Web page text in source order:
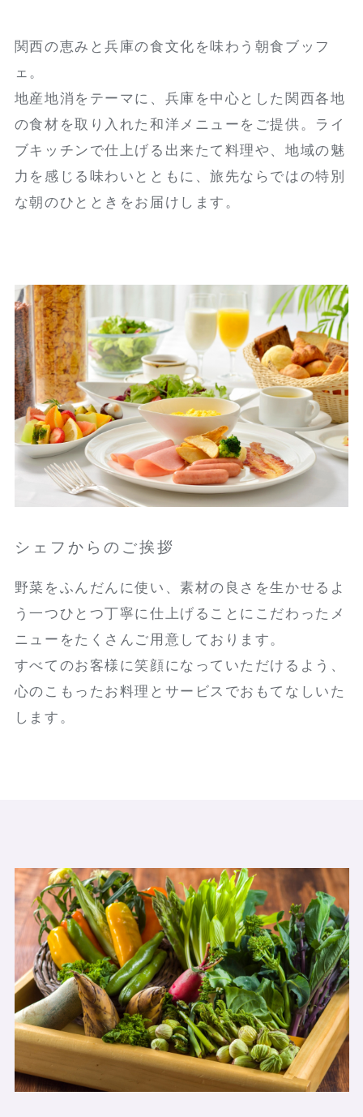
関西の恵みと兵庫の食文化を味わう朝食ブッフ
ェ。
地産地消をテーマに、兵庫を中心とした関西各地
の食材を取り入れた和洋メニューをご提供。ライ
ブキッチンで仕上げる出来たて料理や、地域の魅
力を感じる味わいとともに、旅先ならではの特別
な朝のひとときをお届けします。
シェフからのご挨拶
野菜をふんだんに使い、素材の良さを生かせるよ
う一つひとつ丁寧に仕上げることにこだわったメ
ニューをたくさんご用意しております。
すべてのお客様に笑顔になっていただけるよう、
心のこもったお料理とサービスでおもてなしいた
します。